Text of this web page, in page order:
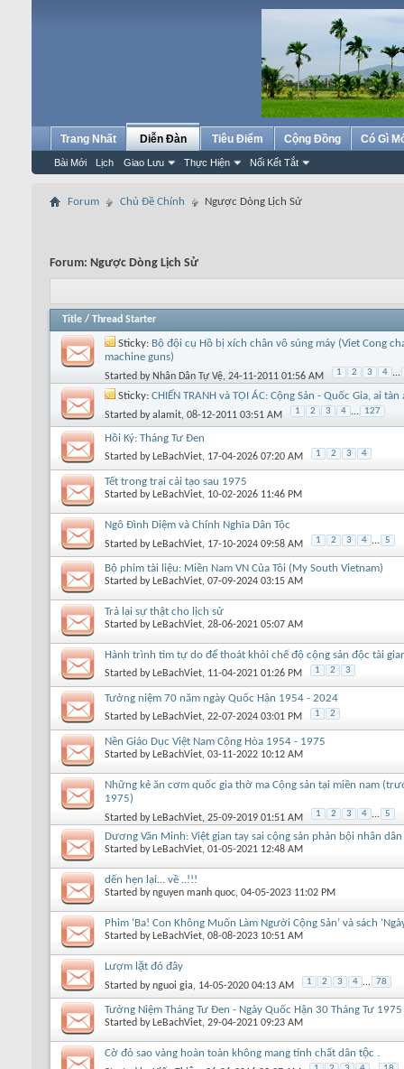
Trang Nhất Diễn Đàn
Bài Mới Lịch Giao Lưu Thực Hiện Nối Kết Tắt
Tiêu Điểm Cộng Đồng Có Gì
Forum Chủ Đề Chính Ngược Dòng Lịch Sử
Forum: Ngược Dòng Lịch Sử
Title / Thread Starter
Sticky: Bộ đội cụ Hồ bị xích chân vô súng máy (Viet Cong
machine guns)
Started by Nhân Dân Tự Vệ, 24-11-2011 01:56 AM 1 2 3 4 ...
Sticky: CHIẾN TRANH và TỘI ÁC: Cộng Sản - Quốc Gia, ai
Started byalamit, 08-12-2011 03:51 AM 1 2 3 4 ... 127
Hồi Ký: Tháng Tư Đen
Started by LeBachViet, 17-04-2026 07:20 AM 1 2 3 4
Tết trong trại cải tạo sau 1975
Started by LeBachViet, 10-02-2026 11:46 PM
Ngô Đình Diệm và Chính Nghĩa Dân Tộc
Started by LeBachViet, 17-10-2024 09:58 AM 1 2 3 4 ... 5
Bộ phim tài liệu: Miền Nam VN Của Tôi (My South Vietnam)
Started by LeBachViet, 07-09-2024 03:15 AM
Trả lại sự thật cho lịch sử
Started by LeBachViet, 28-06-2021 05:07 AM
Hành trình tìm tự do để thoát khỏi chế độ cộng sản độc tài
Started by LeBachViet, 11-04-2021 01:26 PM 1 2 3
Tưởng niệm 70 năm ngày Quốc Hận 1954 - 2024
Started by LeBachViet, 22-07-2024 03:01 PM 1 2
Nền Giáo Dục Việt Nam Cộng Hòa 1954 - 1975
Started by LeBachViet, 03-11-2022 10:12 AM
Những kẻ ăn cơm quốc gia thờ ma Cộng sản tại miền nam
1975)
Started by LeBachViet, 25-09-2019 01:51 AM 1 2 3 4 ... 5
Dương Văn Minh: Việt gian tay sai cộng sản phản bội nhân
Started by LeBachViet, 01-05-2021 12:48 AM
dến hẹn lại... về ..!!!
Started bynguyen manh quoc, 04-05-2023 11:02 PM
Phim ‘Ba! Con Không Muốn Làm Người Cộng Sản’ và sách
Started by LeBachViet, 08-08-2023 10:51 AM
Lượm lặt đó đây
Started bynguoi gia, 14-05-2020 04:13 AM 1 2 3 4 ... 78
Tưởng Niệm Tháng Tư Đen - Ngày Quốc Hận 30 Tháng Tư 1975
Started by LeBachViet, 29-04-2021 09:23 AM
Cờ đỏ sao vàng hoàn toàn không mang tính chất dân tộc .